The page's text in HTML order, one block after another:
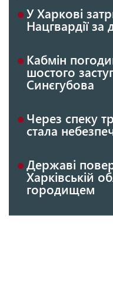
У Харкові
Нацгвардії
Кабмін
шостого
Синєгубова
Через спеку
стала
Державі
Харківській
городищем